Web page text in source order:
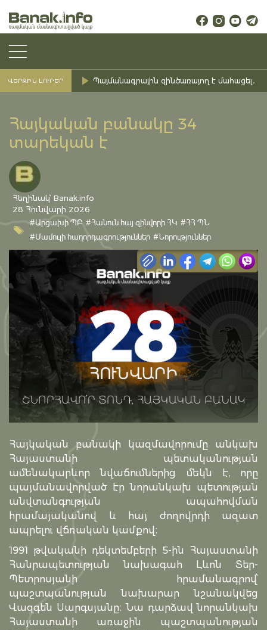
ՎԵՐՋԻՆ ԼՈՒՐԵՐ Պայմանագրային զինծառայող է մահացել․
Հայկական բանակը 34
տարեկան է
Հեղինակ՝ Banak.info
28 Հունվարի 2026
#Արցախի ՊԲ #Հանուն հայ զինվորի ՀԿ #ՀՀ ՊՆ
#Մամուլի հաղորդագրություններ #Նորություններ
Հայկական բանակի կազմավորումը անկախ
Հայաստանի պետականության
ամենակարևոր նվաճումներից մեկն է, որը
պայմանավորված էր նորանկախ պետության
անվտանգության ապահովման
հրամայականով և հայ ժողովրդի ազատ
ապրելու վճռական կամքով։
1991 թվականի դեկտեմբերի 5-ին Հայաստանի
Հանրապետության նախագահ Լևոն Տեր-
Պետրոսյանի հրամանագրով՝
պաշտպանության նախարար նշանակվեց
Վազգեն Սարգսյանը։ Նա դարձավ նորանկախ
Հայաստանի առաջին պաշտպանության